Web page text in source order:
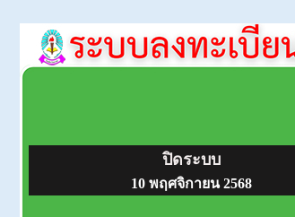
ปิดระบบ
10 พฤศจิกายน 2568